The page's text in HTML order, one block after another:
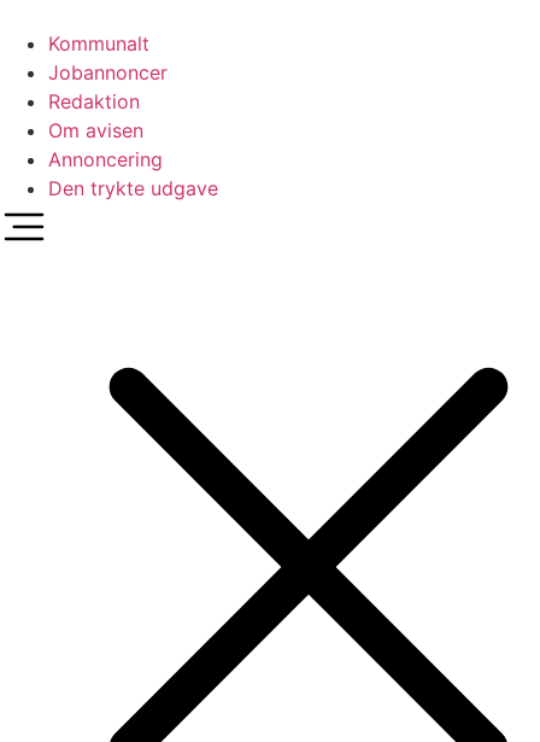
indhold
Kommunalt
Jobannoncer
Redaktion
Om avisen
Annoncering
Den trykte udgave